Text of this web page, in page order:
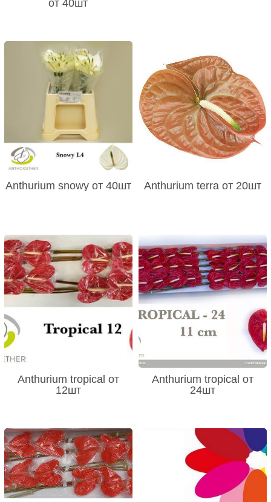
от 40шт
Anthurium snowy от 40шт Anthurium terra от 20шт
Anthurium tropical от
12шт
Anthurium tropical от
24шт